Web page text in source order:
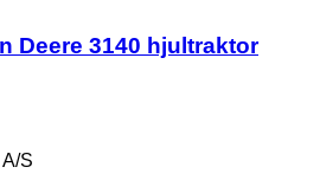
Deere 3140 hjultraktor
S